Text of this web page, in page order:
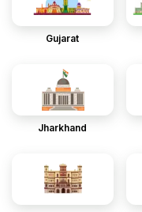
Gujarat
Jharkhand